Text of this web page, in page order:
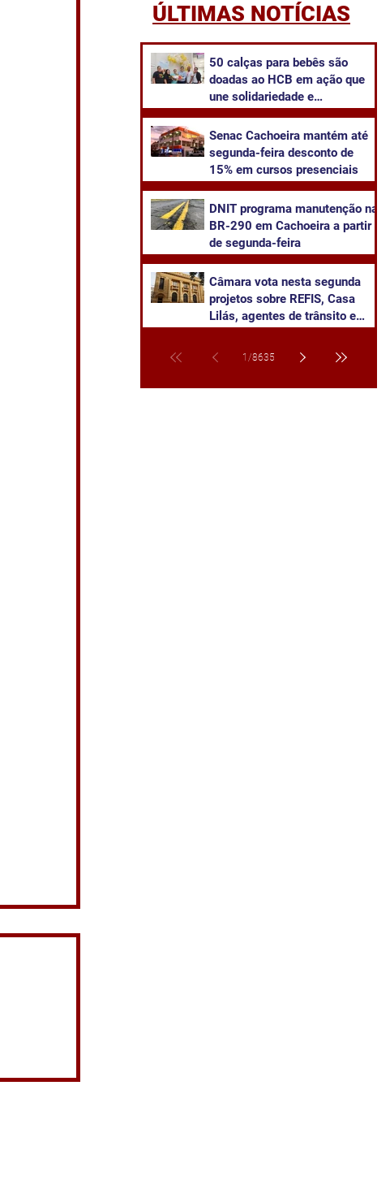
ÚLTIMAS NOTÍCIAS
50 calças para bebês são
doadas ao HCB em ação que
une solidariedade e
Senac Cachoeira mantém até
segunda-feira desconto de
15% em cursos presenciais
DNIT programa manutenção na
BR-290 em Cachoeira a partir
de segunda-feira
Câmara vota nesta segunda
projetos sobre REFIS, Casa
Lilás, agentes de trânsito e
1 /8635